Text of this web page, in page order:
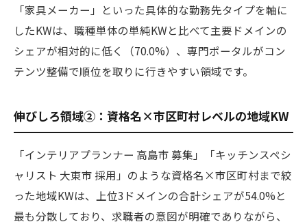
「家具メーカー」といった具体的な勤務先タイプを軸に
したKWは、職種単体の単純KWと比べて主要ドメインの
シェアが相対的に低く（70.0%）、専門ポータルがコン
テンツ整備で順位を取りに行きやすい領域です。
伸びしろ領域②：資格名×市区町村レベルの地域KW
「インテリアプランナー 高島市 募集」「キッチンスペシ
ャリスト 大東市 採用」のような資格名×市区町村まで絞
った地域KWは、上位3ドメインの合計シェアが54.0%と
最も分散しており、求職者の意図が明確でありながら、